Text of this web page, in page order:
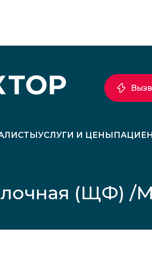
УСЛУГИ И ЦЕНЫ
(ЩФ) /